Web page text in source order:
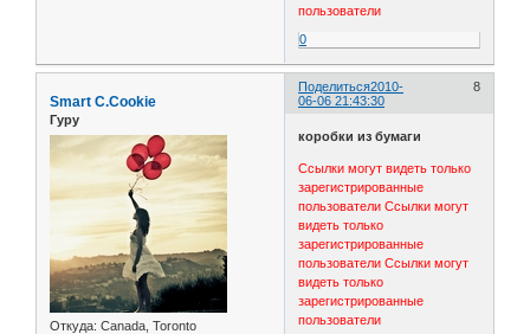
пользователи
0
Поделиться 8
2010-
06-06 21:43:30
Smart C.Cookie
Гуру
Откуда: Canada, Toronto
коробки из бумаги
Ссылки могут видеть только
зарегистрированные
пользователи Ссылки могут
видеть только
зарегистрированные
пользователи Ссылки могут
видеть только
зарегистрированные
пользователи